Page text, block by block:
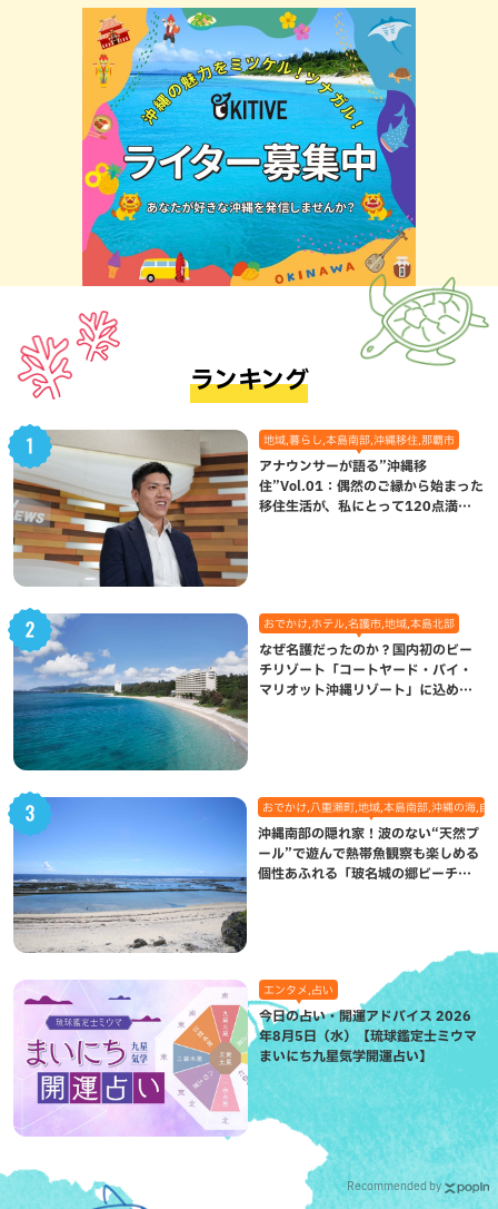
ランキング
地域,暮らし,本島南部,沖縄移住,那覇市
アナウンサーが語る”沖縄移
住”Vol.01：偶然のご縁から始まった
移住生活が、私にとって120点満点
おでかけ,ホテル,名護市,地域,本島北部
なぜ名護だったのか？国内初のビー
チリゾート「コートヤード・バイ・
マリオット沖縄リゾート」に込めら
おでかけ,八重瀬町,地域,本島南部,沖縄の海,自
沖縄南部の隠れ家！波のない“天然プ
ール”で遊んで熱帯魚観察も楽しめる
個性あふれる「玻名城の郷ビーチ」
エンタメ,占い
今日の占い・開運アドバイス 2026
年8月5日（水）【琉球鑑定士ミウマ
まいにち九星気学開運占い】
Recommended by